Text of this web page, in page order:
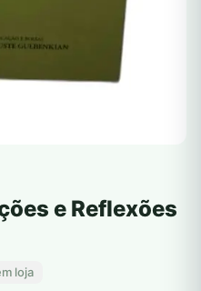
e Reflexões
loja